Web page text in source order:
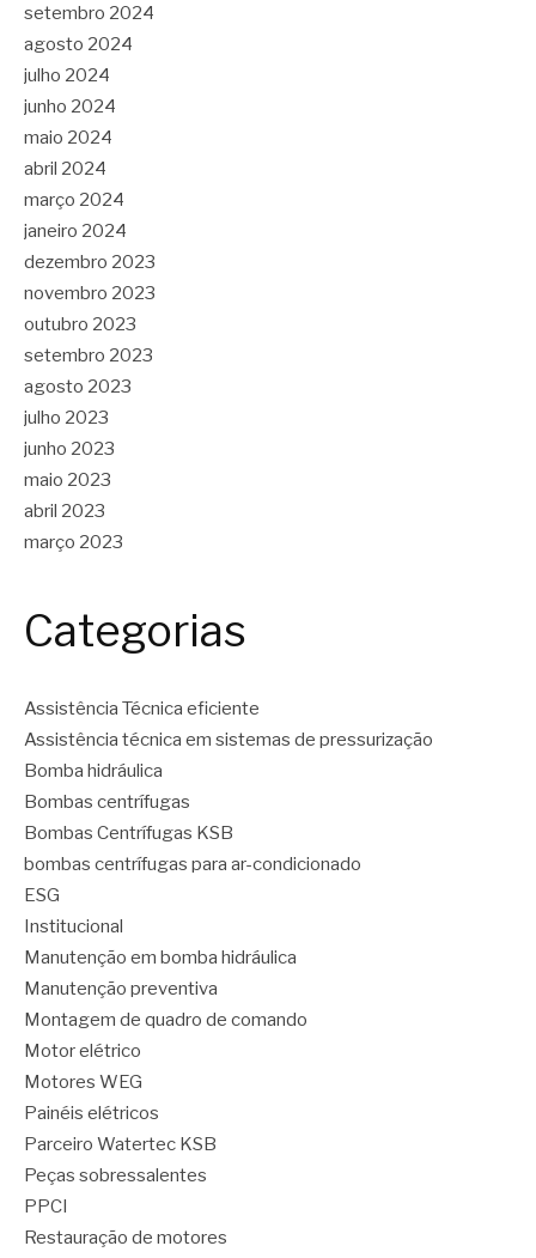
setembro 2024
agosto 2024
julho 2024
junho 2024
maio 2024
abril 2024
março 2024
janeiro 2024
dezembro 2023
novembro 2023
outubro 2023
setembro 2023
agosto 2023
julho 2023
junho 2023
maio 2023
abril 2023
março 2023
Categorias
Assistência Técnica eficiente
Assistência técnica em sistemas de pressurização
Bomba hidráulica
Bombas centrífugas
Bombas Centrífugas KSB
bombas centrífugas para ar-condicionado
ESG
Institucional
Manutenção em bomba hidráulica
Manutenção preventiva
Montagem de quadro de comando
Motor elétrico
Motores WEG
Painéis elétricos
Parceiro Watertec KSB
Peças sobressalentes
PPCI
Restauração de motores